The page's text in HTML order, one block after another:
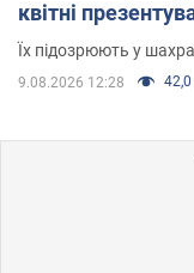
квітні
Їх підозрюють у
9.08.2026 12:28 42,0